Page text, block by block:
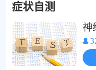
症状自测
神